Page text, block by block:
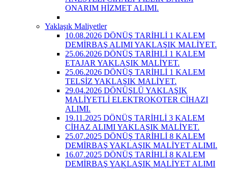
ONARIM HİZMET ALIMI.
Yaklaşık Maliyetler
10.08.2026 DÖNÜŞ TARİHLİ 1 KALEM
DEMİRBAŞ ALIMI YAKLAŞIK MALİYET.
25.06.2026 DÖNÜŞ TARİHLİ 1 KALEM
ETAJAR YAKLAŞIK MALİYET.
25.06.2026 DÖNÜŞ TARİHLİ 1 KALEM
TELSİZ YAKLAŞIK MALİYET.
29.04.2026 DÖNÜŞLÜ YAKLAŞIK
MALİYETLİ ELEKTROKOTER CİHAZI
ALIMI.
19.11.2025 DÖNÜŞ TARİHLİ 3 KALEM
CİHAZ ALIMI YAKLAŞIK MALİYET.
25.07.2025 DÖNÜŞ TARİHLİ 8 KALEM
DEMİRBAŞ YAKLAŞIK MALİYET ALIMI.
16.07.2025 DÖNÜŞ TARİHLİ 8 KALEM
DEMİRBAŞ YAKLAŞIK MALİYET ALIMI